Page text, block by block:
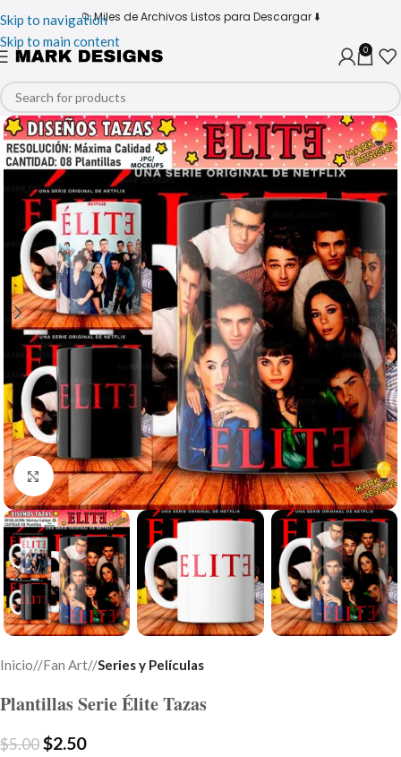
Skip to navigation
Skip to main content
📁 Miles de Archivos Listos para Descargar ⬇️
0
Click to enlarge
Inicio/ Fan Art/ Series y Películas
Plantillas Serie Élite Tazas
$5.00$2.50